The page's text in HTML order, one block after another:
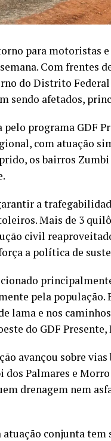
para motoristas
Com frentes
do Distrito
sendo afetados,
programa GDF
com atuação
os bairros
a
Mais de 3
civil
a política de
pela população.
lama e nos
do GDF
avançou sobre
dos Palmares e
drenagem nem
atuação conjunta